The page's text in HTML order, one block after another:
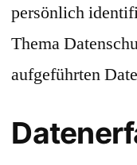
persönlich
Thema
aufgeführten